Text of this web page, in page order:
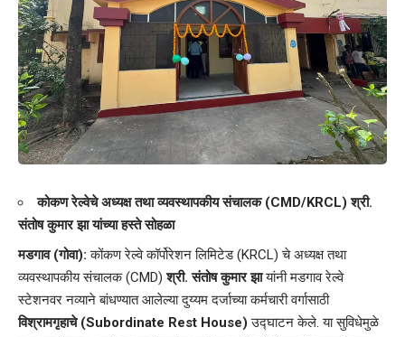
कोकण रेल्वेचे अध्यक्ष तथा व्यवस्थापकीय संचालक (CMD/KRCL) श्री.
संतोष कुमार झा यांच्या हस्ते सोहळा
मडगाव (गोवा): कोंकण रेल्वे कॉर्पोरेशन लिमिटेड (KRCL) चे अध्यक्ष तथा
व्यवस्थापकीय संचालक (CMD)श्री. संतोष कुमार झायांनी मडगाव रेल्वे
स्टेशनवर नव्याने बांधण्यात आलेल्या दुय्यम दर्जाच्या कर्मचारी वर्गासाठी
विश्रामगृहाचे (Subordinate Rest House) उद्घाटन केले. या सुविधेमुळे